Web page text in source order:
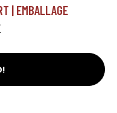
| EMBALLAGE